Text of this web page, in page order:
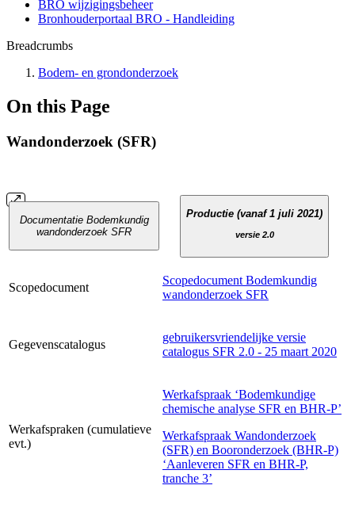
BRO wijzigingsbeheer
Bronhouderportaal BRO - Handleiding
Breadcrumbs
Bodem- en grondonderzoek
On this Page
Wandonderzoek (SFR)
Documentatie Bodemkundig
wandonderzoek SFR
Productie (vanaf 1 juli 2021)
versie 2.0
Scopedocument
Scopedocument Bodemkundig
wandonderzoek SFR
Gegevenscatalogus
gebruikersvriendelijke versie
catalogus SFR 2.0 - 25 maart 2020
Werkafspraken (cumulatieve
evt.)
Werkafspraak ‘Bodemkundige
chemische analyse SFR en BHR-P’
Werkafspraak Wandonderzoek
(SFR) en Booronderzoek (BHR-P)
‘Aanleveren SFR en BHR-P,
tranche 3’